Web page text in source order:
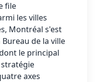
file
les villes
Montréal s'est
de la ville
le principal
axes